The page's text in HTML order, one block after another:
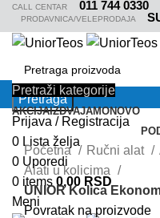
CALL CENTAR 011 744 0330
PRODAVNICA/VELEPRODAJA
Pretraga
Prijava / Registracija
0 Lista želja
0 Uporedi
0 items 0,00 RSD
Meni
Pretraži kategorije
AKCIJAIZDVAJAMONOVO
Početna Ručni alat
Alati u kolicima
UNIOR Kolica
Povratak na proizvode